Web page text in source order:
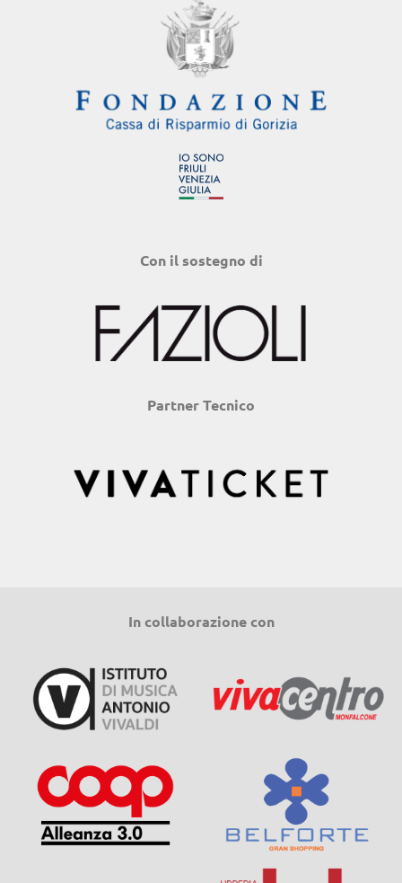
Con il sostegno di
Partner Tecnico
In collaborazione con